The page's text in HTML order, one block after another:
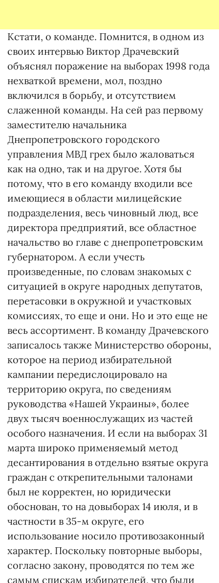
Кстати, о команде. Помнится, в одном из
своих интервью Виктор Драчевский
объяснял поражение на выборах 1998 года
нехваткой времени, мол, поздно
включился в борьбу, и отсутствием
слаженной команды. На сей раз первому
заместителю начальника
Днепропетровского городского
управления МВД грех было жаловаться
как на одно, так и на другое. Хотя бы
потому, что в его команду входили все
имеющиеся в области милицейские
подразделения, весь чиновный люд, все
директора предприятий, все областное
начальство во главе с днепропетровским
губернатором. А если учесть
произведенные, по словам знакомых с
ситуацией в округе народных депутатов,
перетасовки в окружной и участковых
комиссиях, то еще и они. Но и это еще не
весь ассортимент. В команду Драчевского
записалось также Министерство обороны,
которое на период избирательной
кампании передислоцировало на
территорию округа, по сведениям
руководства «Нашей Украины», более
двух тысяч военнослужащих из частей
особого назначения. И если на выборах 31
марта широко применяемый метод
десантирования в отдельно взятые округа
граждан с открепительными талонами
был не корректен, но юридически
обоснован, то на довыборах 14 июля, и в
частности в 35-м округе, его
использование носило противозаконный
характер. Поскольку повторные выборы,
согласно закону, проводятся по тем же
самым спискам избирателей, что были